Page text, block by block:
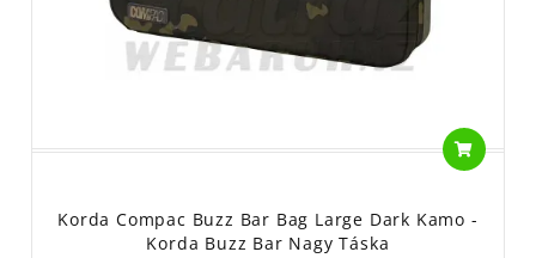
Korda Compac Buzz Bar Bag Large Dark Kamo -
Korda Buzz Bar Nagy Táska